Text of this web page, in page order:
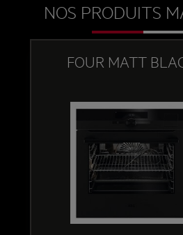
NOS PRODUITS
FOUR MATT